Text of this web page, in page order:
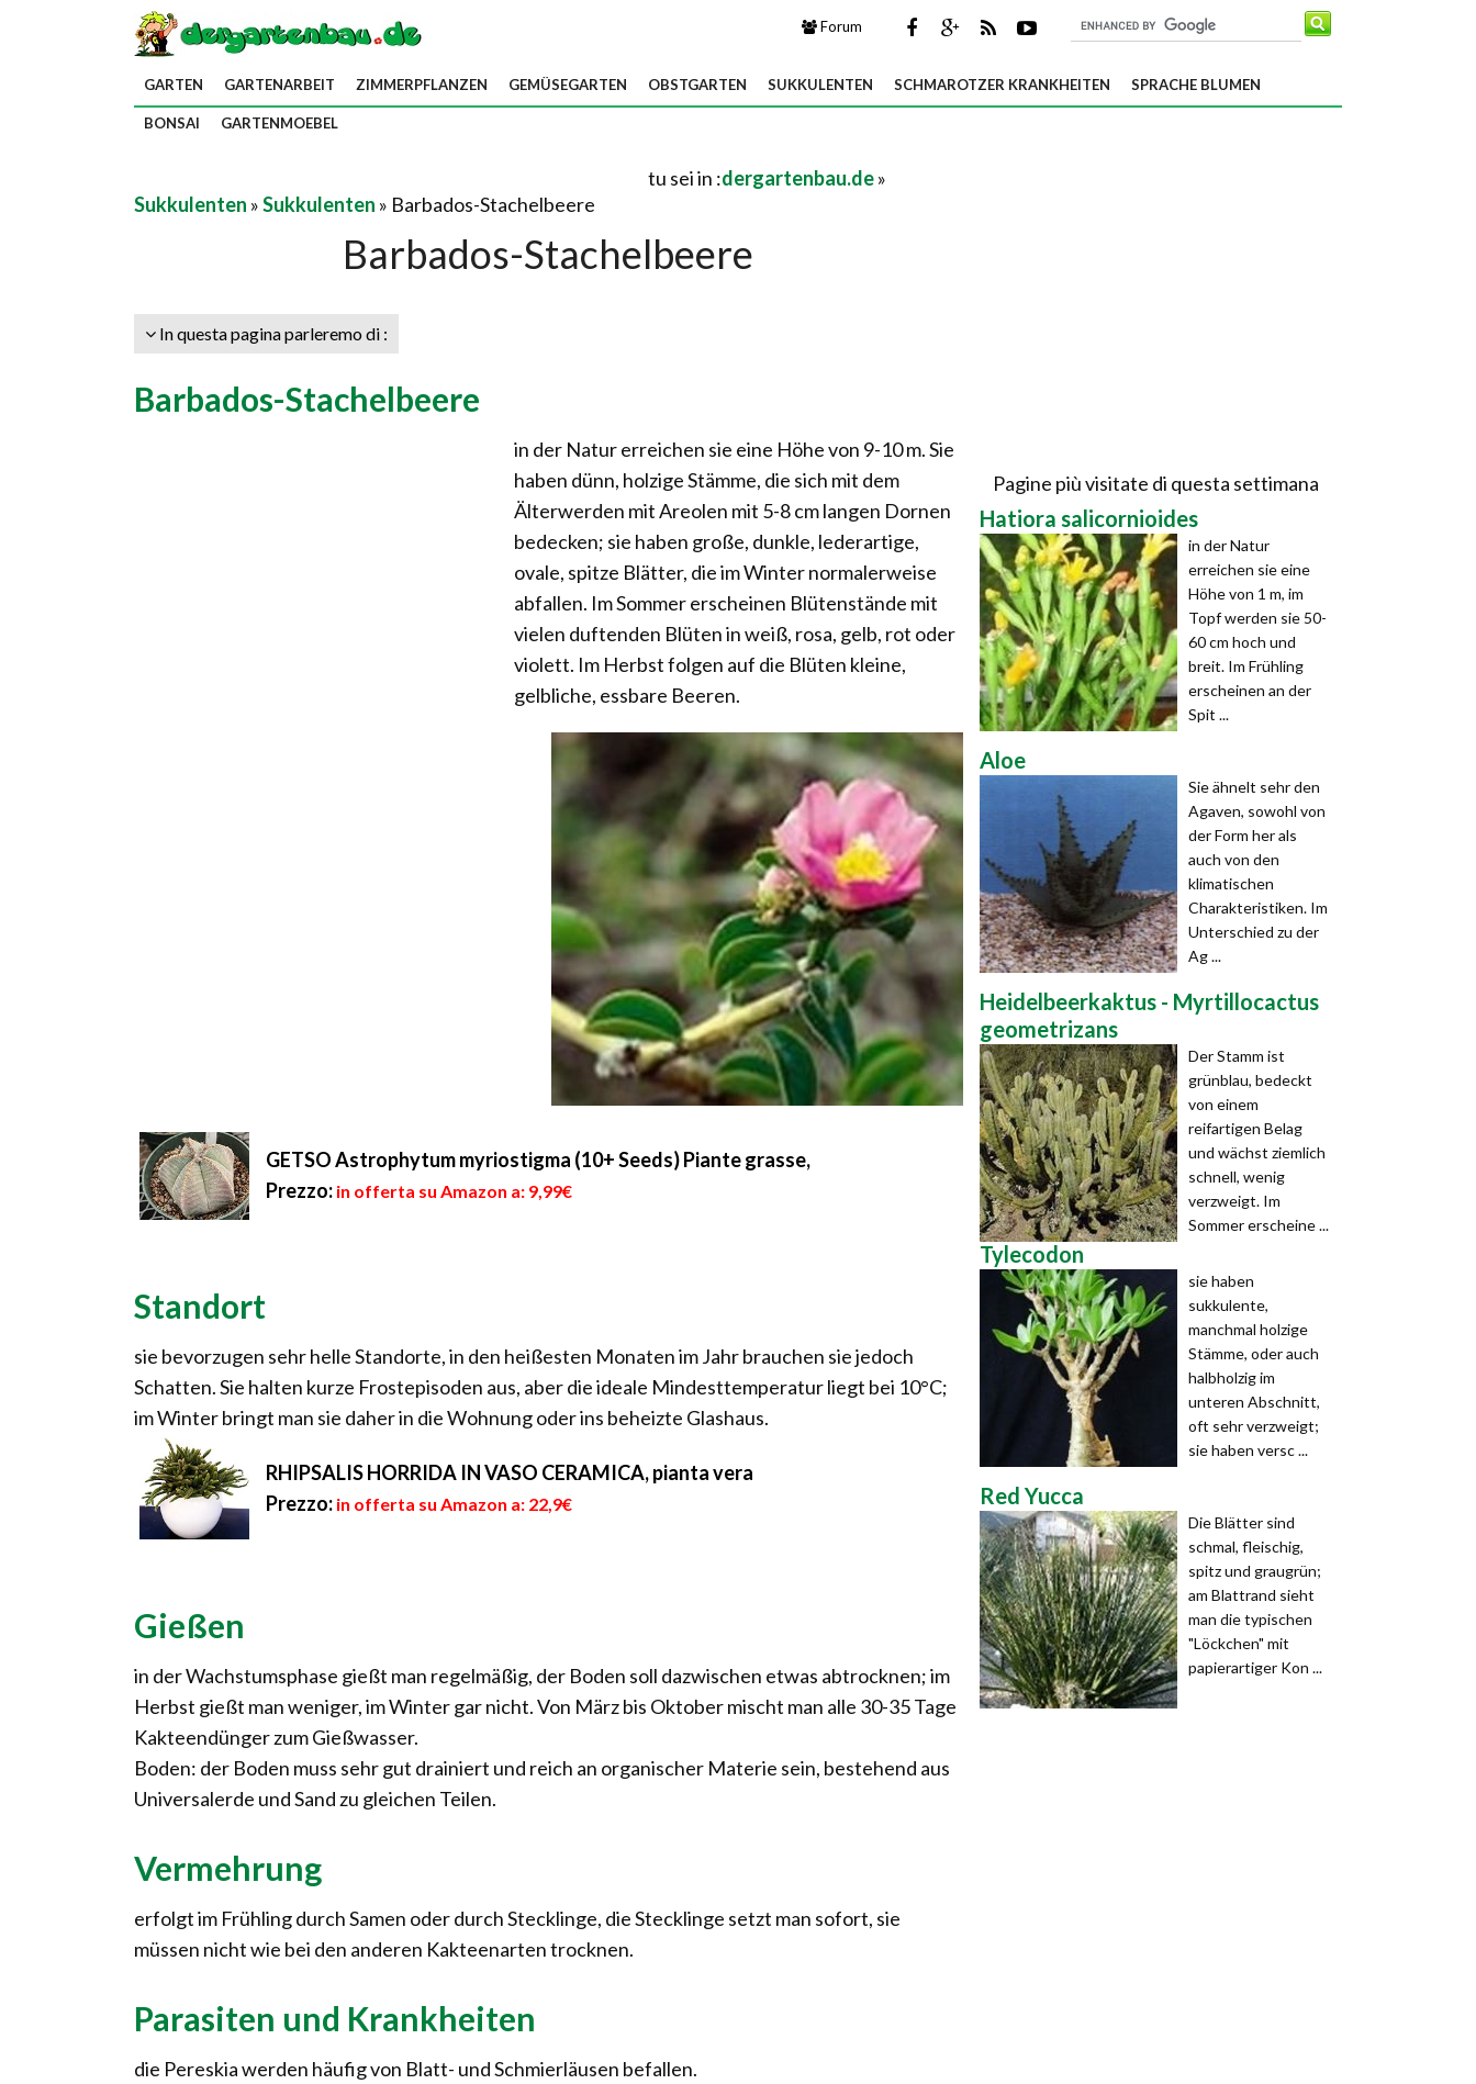
Forum
GARTEN GARTENARBEIT ZIMMERPFLANZEN GEMÜSEGARTEN OBSTGARTEN SUKKULENTEN SCHMAROTZER KRANKHEITEN SPRACHE BLUMEN
BONSAI GARTENMOEBEL
tu sei in :dergartenbau.de»
Sukkulenten »Sukkulenten » Barbados-Stachelbeere
Barbados-Stachelbeere
In questa pagina parleremo di :
Barbados-Stachelbeere
in der Natur erreichen sie eine Höhe von 9-10 m. Sie
haben dünn, holzige Stämme, die sich mit dem
Älterwerden mit Areolen mit 5-8 cm langen Dornen
bedecken; sie haben große, dunkle, lederartige,
ovale, spitze Blätter, die im Winter normalerweise
abfallen. Im Sommer erscheinen Blütenstände mit
vielen duftenden Blüten in weiß, rosa, gelb, rot oder
violett. Im Herbst folgen auf die Blüten kleine,
gelbliche, essbare Beeren.
GETSO Astrophytum myriostigma (10+ Seeds) Piante grasse,
Prezzo: in offerta su Amazon a: 9,99€
Standort
sie bevorzugen sehr helle Standorte, in den heißesten Monaten im Jahr brauchen sie jedoch
Schatten. Sie halten kurze Frostepisoden aus, aber die ideale Mindesttemperatur liegt bei 10°C;
im Winter bringt man sie daher in die Wohnung oder ins beheizte Glashaus.
RHIPSALIS HORRIDA IN VASO CERAMICA, pianta vera
Prezzo: in offerta su Amazon a: 22,9€
Gießen
in der Wachstumsphase gießt man regelmäßig, der Boden soll dazwischen etwas abtrocknen; im
Herbst gießt man weniger, im Winter gar nicht. Von März bis Oktober mischt man alle 30-35 Tage
Kakteendünger zum Gießwasser.
Boden: der Boden muss sehr gut drainiert und reich an organischer Materie sein, bestehend aus
Universalerde und Sand zu gleichen Teilen.
Vermehrung
erfolgt im Frühling durch Samen oder durch Stecklinge, die Stecklinge setzt man sofort, sie
müssen nicht wie bei den anderen Kakteenarten trocknen.
Parasiten und Krankheiten
die Pereskia werden häufig von Blatt- und Schmierläusen befallen.
Pagine più visitate di questa settimana
Hatiora salicornioides
in der Natur
erreichen sie eine
Höhe von 1 m, im
Topf werden sie 50-
60 cm hoch und
breit. Im Frühling
erscheinen an der
Spit ...
Aloe
Sie ähnelt sehr den
Agaven, sowohl von
der Form her als
auch von den
klimatischen
Charakteristiken. Im
Unterschied zu der
Ag ...
Heidelbeerkaktus - Myrtillocactus
geometrizans
Der Stamm ist
grünblau, bedeckt
von einem
reifartigen Belag
und wächst ziemlich
schnell, wenig
verzweigt. Im
Sommer erscheine ...
Tylecodon
sie haben
sukkulente,
manchmal holzige
Stämme, oder auch
halbholzig im
unteren Abschnitt,
oft sehr verzweigt;
sie haben versc ...
Red Yucca
Die Blätter sind
schmal, fleischig,
spitz und graugrün;
am Blattrand sieht
man die typischen
"Löckchen" mit
papierartiger Kon ...